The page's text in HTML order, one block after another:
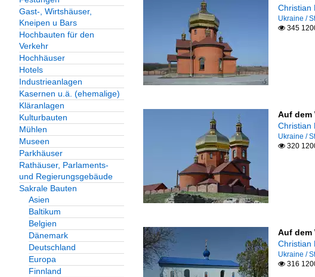
Gast-, Wirtshäuser,
Kneipen u Bars
Hochbauten für den
Verkehr
Hochhäuser
Hotels
Industrieanlagen
Kasernen u.ä. (ehemalige)
Kläranlagen
Kulturbauten
Mühlen
Museen
Parkhäuser
Rathäuser, Parlaments-
und Regierungsgebäude
Sakrale Bauten
Asien
Baltikum
Belgien
Dänemark
Deutschland
Europa
Finnland
Christian
Ukraine /
345
Auf dem
Christian
Ukraine /
320
Auf dem
Christian
Ukraine /
316